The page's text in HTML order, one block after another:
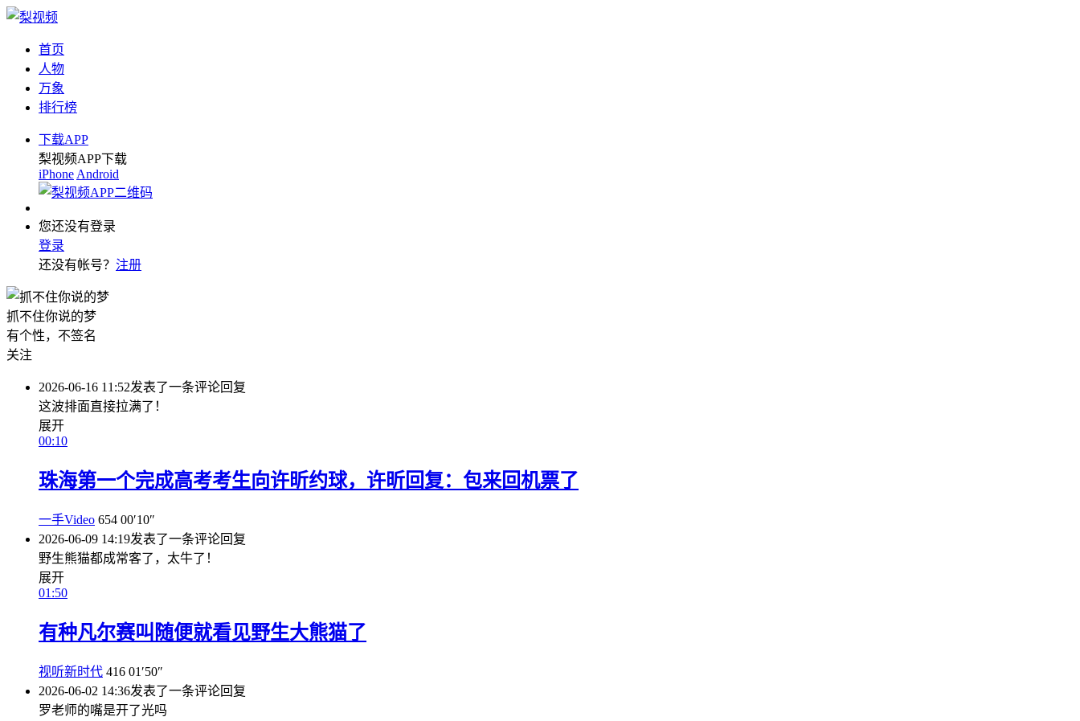
首页
人物
万象
排行榜
下载APP
梨视频APP下载
iPhone Android
您还没有登录
登录
还没有帐号？ 注册
抓不住你说的梦
有个性，不签名
关注
2026-06-16 11:52发表了一条评论回复
这波排面直接拉满了！
展开
00:10
珠海第一个完成高考考生向许昕约球，许昕回复：包来回机票了
一手Video 654 00′10″
2026-06-09 14:19发表了一条评论回复
野生熊猫都成常客了，太牛了！
展开
01:50
有种凡尔赛叫随便就看见野生大熊猫了
视听新时代 416 01′50″
2026-06-02 14:36发表了一条评论回复
罗老师的嘴是开了光吗